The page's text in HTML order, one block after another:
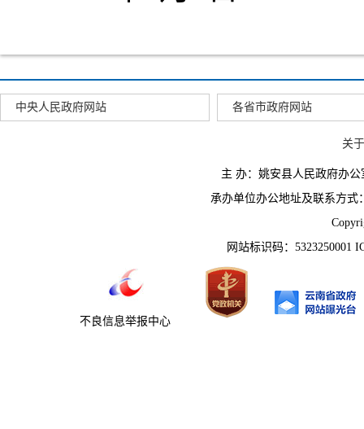
中央人民政府网站 各省市政府网站
关
主 办：姚安县人民政府办
承办单位办公地址及联系方式
网站标识码：5323250001
不良信息举报中心